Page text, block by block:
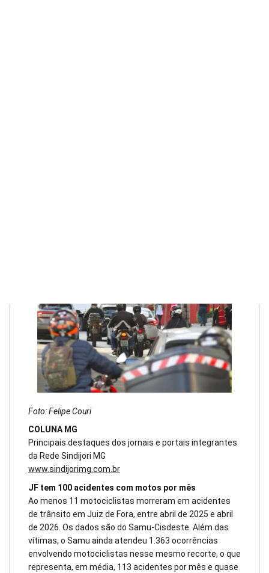
Foto: Felipe Couri
COLUNA MG
Principais destaques dos jornais e portais integrantes
da Rede Sindijori MG
www.sindijorimg.com.br
JF tem 100 acidentes com motos por mês
Ao menos 11 motociclistas morreram em acidentes
de trânsito em Juiz de Fora, entre abril de 2025 e abril
de 2026. Os dados são do Samu-Cisdeste. Além das
vítimas, o Samu ainda atendeu 1.363 ocorrências
envolvendo motociclistas nesse mesmo recorte, o que
representa, em média, 113 acidentes por mês e quase